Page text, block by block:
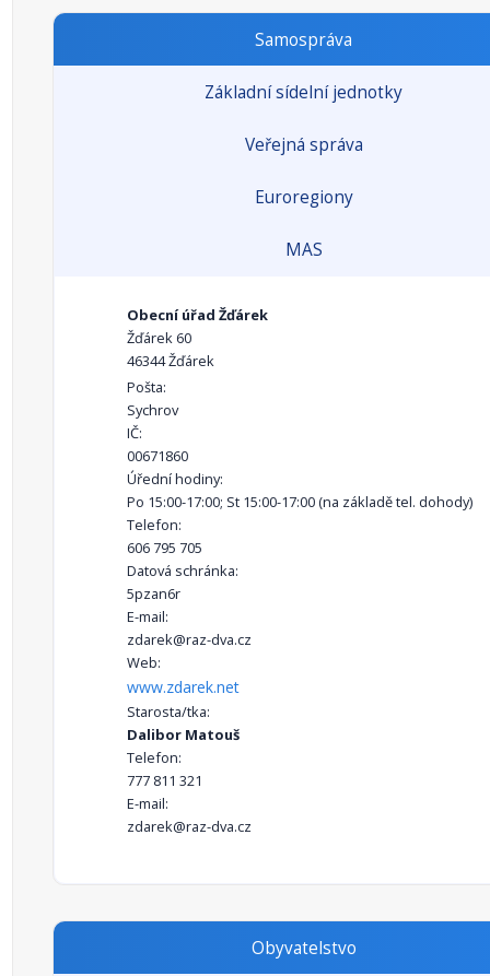
Samospráva
Základní sídelní jednotky
Veřejná správa
Euroregiony
MAS
Obecní úřad Žďárek
Žďárek 60
46344 Žďárek
Pošta:
Sychrov
IČ:
00671860
Úřední hodiny:
Po 15:00-17:00; St 15:00-17:00 (na základě tel. dohody)
Telefon:
606 795 705
Datová schránka:
5pzan6r
E-mail:
zdarek@raz-dva.cz
Web:
www.zdarek.net
Starosta/tka:
Dalibor Matouš
Telefon:
777 811 321
E-mail:
zdarek@raz-dva.cz
Obyvatelstvo